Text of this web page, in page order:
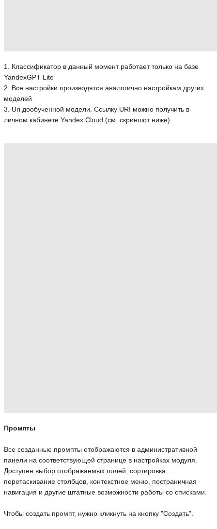
1. Классификатор в данный момент работает только на базе
YandexGPT Lite
2. Все настройки производятся аналогично настройкам других
моделей
3. Uri дообученной модели. Ссылку URI можно получить в
личном кабинете Yandex Cloud (см. скриншот ниже)
Промпты
Все созданные промпты отображаются в административной
панели на соответствующей странице в настройках модуля.
Доступен выбор отображаемых полей, сортировка,
перетаскивание столбцов, контекстное меню, постраничная
навигация и другие штатные возможности работы со списками.
Чтобы создать промпт, нужно кликнуть на кнопку "Создать".